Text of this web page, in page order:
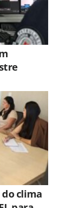
do clima